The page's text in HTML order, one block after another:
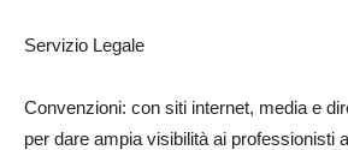
Servizio Legale
Convenzioni: con siti internet, media e
per dare ampia visibilità ai professionisti